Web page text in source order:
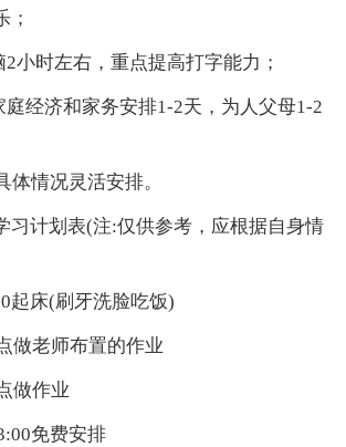
；
小时左右，重点提高打字能力；
庭经济和家务安排1-2天，为人父母1-2
体情况灵活安排。
习计划表(注:仅供参考，应根据自身情
起床(刷牙洗脸吃饭)
做老师布置的作业
做作业
免费安排